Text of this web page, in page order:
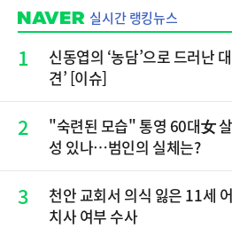
실시간 랭킹뉴스
1
신동엽의 ‘농담’으로 드러난
견’ [이슈]
2
"숙련된 모습" 통영 60대女
성 있나…범인의 실체는?
3
천안 교회서 의식 잃은 11세
치사 여부 수사